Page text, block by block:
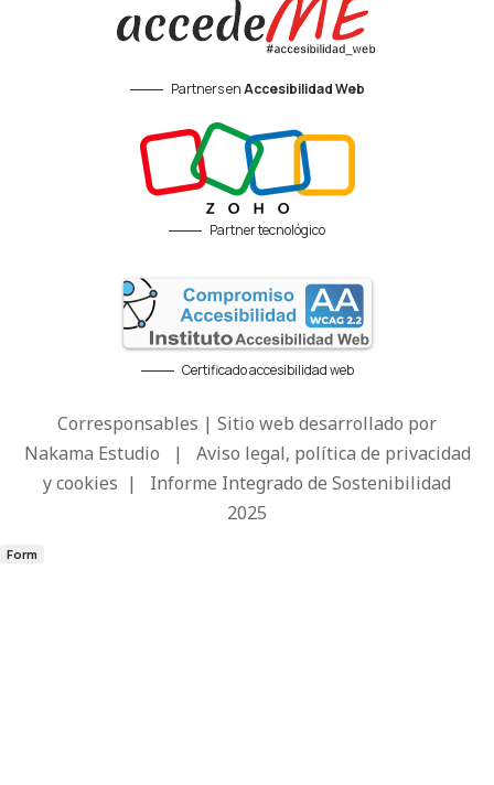
Partners enAccesibilidad Web
Partner tecnológico
Certificado accesibilidad web
Corresponsables | Sitio web desarrollado por
Nakama Estudio | Aviso legal, política de privacidad
y cookies | Informe Integrado de Sostenibilidad
2025
Form